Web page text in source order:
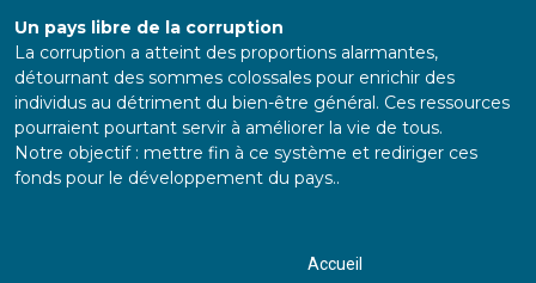
Un pays libre de la corruption
La corruption a atteint des proportions alarmantes,
détournant des sommes colossales pour enrichir des
individus au détriment du bien-être général. Ces ressources
pourraient pourtant servir à améliorer la vie de tous.
Notre objectif : mettre fin à ce système et rediriger ces
fonds pour le développement du pays..
Accueil